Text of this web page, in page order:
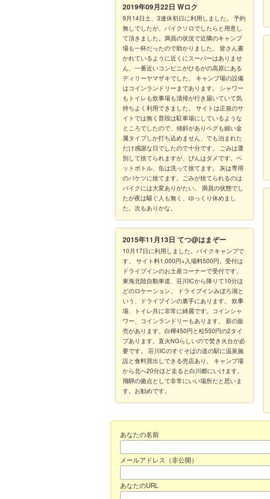
2019年09月22日 Wロク
9月14日土、3連休初日に利用しました。 予約
無しでしたが、バイクソロでしたらと用意し
て頂きました。満員の状況で近隣のキャンプ
場も一杯だったので助かりました。 皆さん書
かれているように近くにスーパーはありませ
ん、一番近いコンビニがひるがの高原にある
ディリーヤマザキでした。 キャンプ場の設備
はコインランドリーまであります。 シャワー
もトイレも炊事場も清掃が行き届いていて気
持ちよく利用できました。 サイトは正規のサ
イトでは無く普段は駐車場にしているような
ところでしたので、傾斜がありペグも細い金
属タイプしか打ち込めません、でも泊まれた
だけ感謝な日でしたので十分です。 ごみは選
別して捨てられますが、びんはダメです。ペ
ットボトル、缶は洗って捨てます。 灰は専用
のバケツに捨てます。ごみが捨てられるのは
バイクには大変ありがたい。 満員の状態でし
たが夜は騒ぐ人も無く、ゆっくり休めまし
た。次もありかな。
2015年11月13日 てつ@はまぞー
10月17日に利用しました。バイクキャンプで
す。 サイト料1,000円+入場料500円。受付は
ドライブインのお土産コーナーで受付です。
東海北陸自動車道、荘川ICから降りて10分ほ
どのロケーション。 ドライブインみぼろ湖と
いう、ドライブインの裏手にあります。 炊事
場、トイレ共に非常に綺麗です。コインシャ
ワー、コインランドリーもあります。 薪の販
売があります。白樺450円と松550円の2タイ
プあります。直火NGらしいので焚き火台が必
要です。 荘川ICのすぐそばの道の駅に温泉施
設と食料買出しできる売店あり。 キャンプ場
から北へ20分ほど走ると白川郷にいけます。
飛騨の拠点として非常にいい場所だと思いま
す。お勧めです。
あなたの名前
メールアドレス（非公開）
あなたのURL